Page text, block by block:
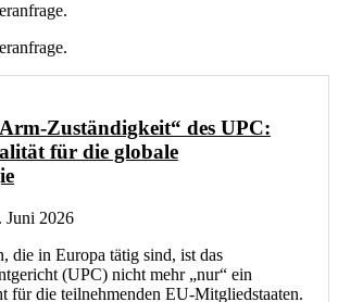
Zuständigkeit“ des UPC:
für die globale
Juni 2026
die in Europa tätig sind, ist das
(UPC) nicht mehr „nur“ ein
für die teilnehmenden EU-Mitgliedstaaten.